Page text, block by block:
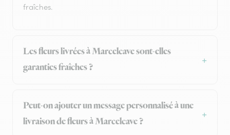
fraîches.
Les fleurs livrées à Marcelcave sont-elles
garanties fraîches ?
Peut-on ajouter un message personnalisé à une
livraison de fleurs à Marcelcave ?